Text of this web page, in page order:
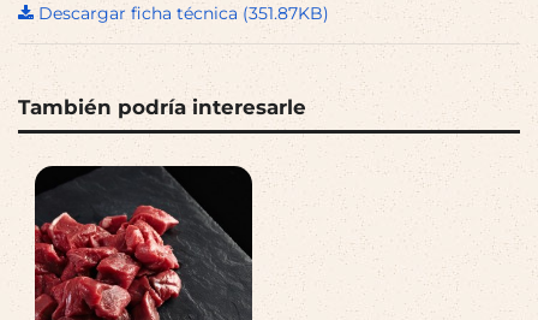
Descargar ficha técnica (351.87KB)
También podría interesarle